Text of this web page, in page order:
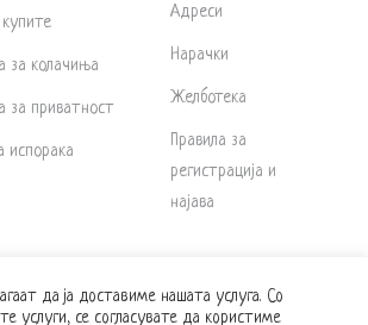
за колачиња
за приватност
испорака
Адреси
Нарачки
Желботека
Правила за
регистрација и
најава
да ја доставиме нашата услуга. Со
услуги, се согласувате да користиме